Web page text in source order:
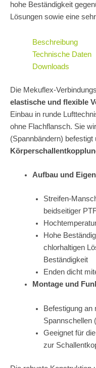
hohe Beständigkeit
Lösungen sowie eine
Beschreibung
Technische Daten
Downloads
Die Mekuflex-
elastische und flexible
Einbau in runde
ohne Flachflansch. Sie
(Spannbändern) befestigt
Aufbau und
Streifen-
beidseitiger
Hohe
chlorhaltigen
Beständigkeit
Enden dicht
Montage und
Befestigung an
Spannschellen
Geeignet für
zur